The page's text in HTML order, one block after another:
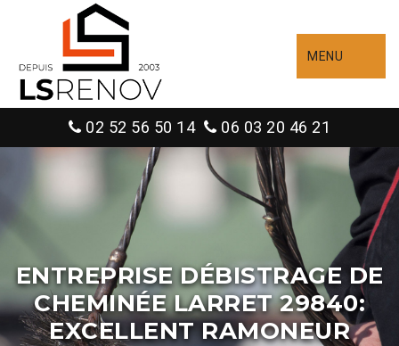
MENU
02 52 56 50 14 06 03 20 46 21
ENTREPRISE DÉBISTRAGE DE
CHEMINÉE LARRET 29840:
EXCELLENT RAMONEUR